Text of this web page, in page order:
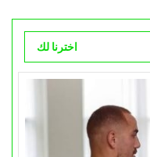
اخترنا لك